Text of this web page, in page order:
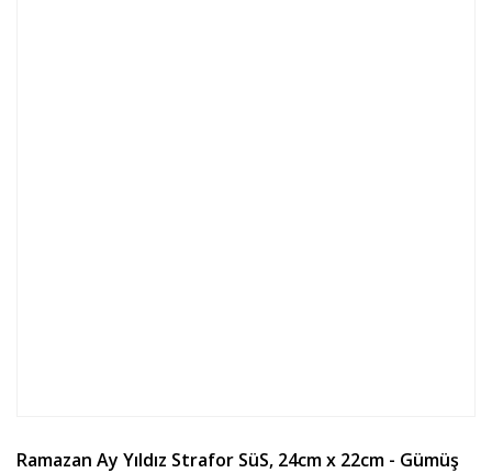
Ramazan Ay Yıldız Strafor SüS, 24cm x 22cm - Gümüş